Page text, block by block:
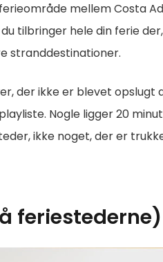
mellem Costa
tilbringer hele din ferie
stranddestinationer.
der ikke er blevet opslugt
Nogle ligger 20
ikke noget, der er
feriestederne)